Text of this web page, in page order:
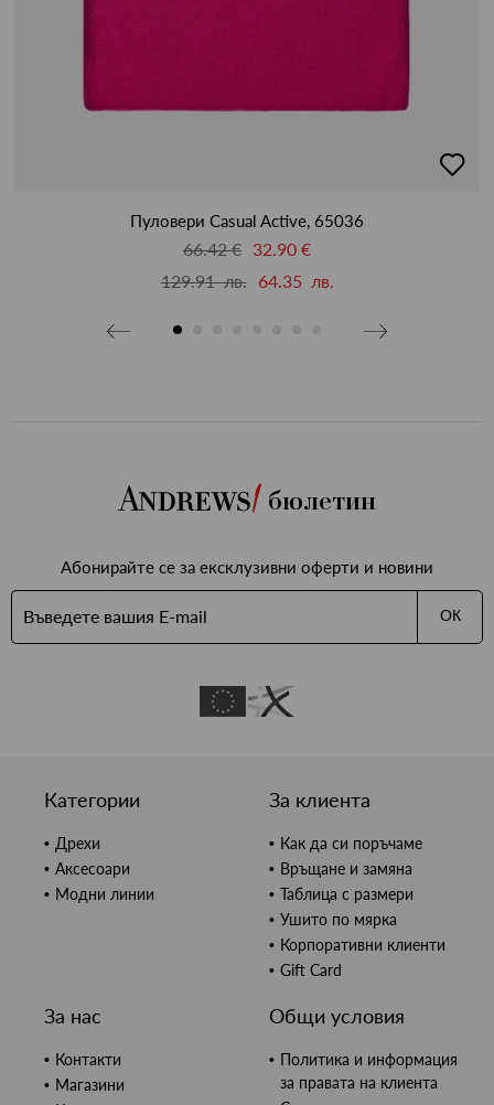
в
Пуловери Casual Active, 65036
66.42 € 32.90 €
129.91 лв.
64.35 лв.
бюлетин
Абонирайте се за ексклузивни оферти и новини
ОК
Категории
Дрехи
Аксесоари
Модни линии
За клиента
Как да си поръчаме
Връщане и замяна
Таблица с размери
Ушито по мярка
Корпоративни клиенти
Gift Card
За нас
Контакти
Магазини
Общи условия
Политика и информация
за правата на клиента